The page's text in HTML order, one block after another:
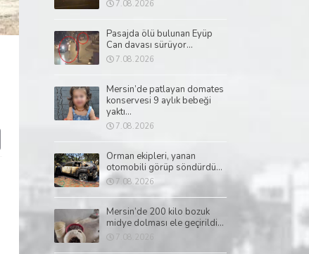
7.08.2026
Pasajda ölü bulunan Eyüp
Can davası sürüyor...
7.08.2026
Mersin’de patlayan domates
konservesi 9 aylık bebeği
yaktı...
7.08.2026
Orman ekipleri, yanan
otomobili görüp söndürdü...
7.08.2026
Mersin’de 200 kilo bozuk
midye dolması ele geçirildi...
7.08.2026